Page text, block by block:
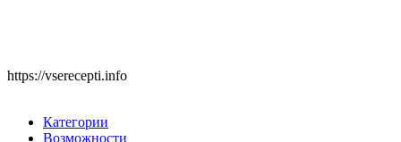
https://vserecepti.info
Категории
Возможности